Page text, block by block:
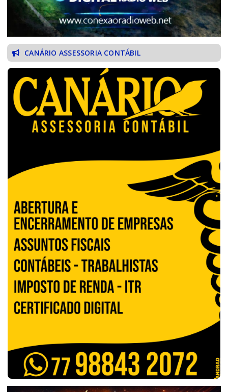
CANÁRIO ASSESSORIA CONTÁBIL